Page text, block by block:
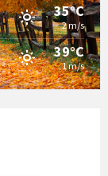
35°C
2 m/s
39°C
1 m/s